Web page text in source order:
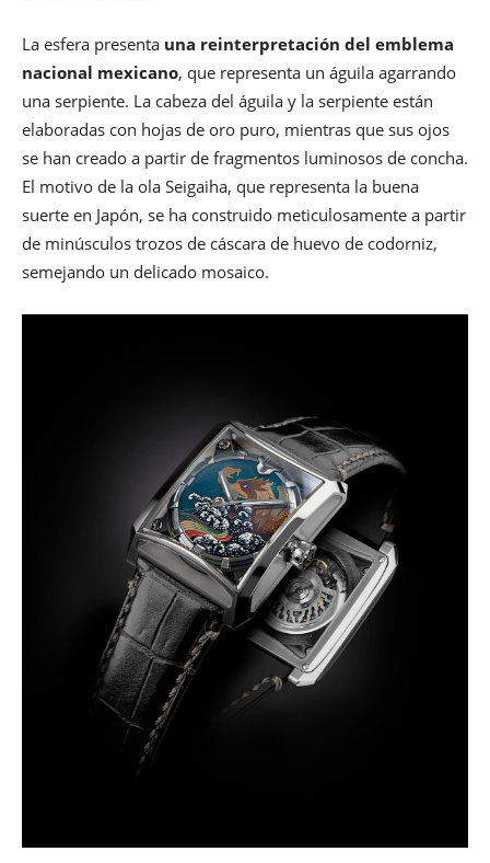
La esfera presenta una reinterpretación del emblema
nacional mexicano, que representa un águila agarrando
una serpiente. La cabeza del águila y la serpiente están
elaboradas con hojas de oro puro, mientras que sus ojos
se han creado a partir de fragmentos luminosos de concha.
El motivo de la ola Seigaiha, que representa la buena
suerte en Japón, se ha construido meticulosamente a partir
de minúsculos trozos de cáscara de huevo de codorniz,
semejando un delicado mosaico.